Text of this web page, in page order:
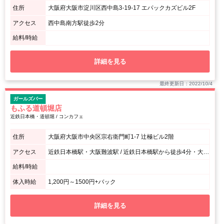
住所 大阪府大阪市淀川区西中島3-19-17 エパックカズビル2F
アクセス 西中島南方駅徒歩2分
給料/時給
詳細を見る
最終更新日：2022/10/4
ガールズバー
もふる道頓堀店
近鉄日本橋・道頓堀 / コンカフェ
住所 大阪府大阪市中央区宗右衛門町1-7 辻極ビル2階
アクセス 近鉄日本橋駅・大阪難波駅 / 近鉄日本橋駅から徒歩4分・大阪難波駅から徒歩11分
給料/時給
体入時給 1,200円～1500円+バック
詳細を見る